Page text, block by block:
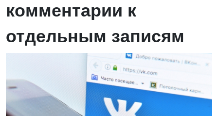
комментарии к
отдельным записям